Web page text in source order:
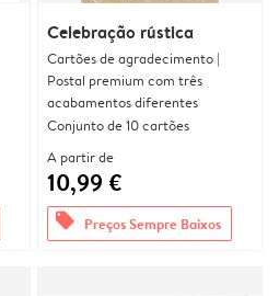
Celebração rústica
Cartões de agradecimento |
Postal premium com três
acabamentos diferentes
Conjunto de 10 cartões
A partir de
10,99 €
offers Preços Sempre Baixos